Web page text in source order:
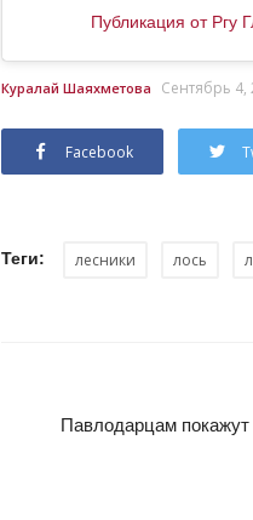
Публикация от Ргу
Куралай Шаяхметова Сентябрь 4,
Facebook
Теги: лесники лось
Павлодарцам
Секреты профессии